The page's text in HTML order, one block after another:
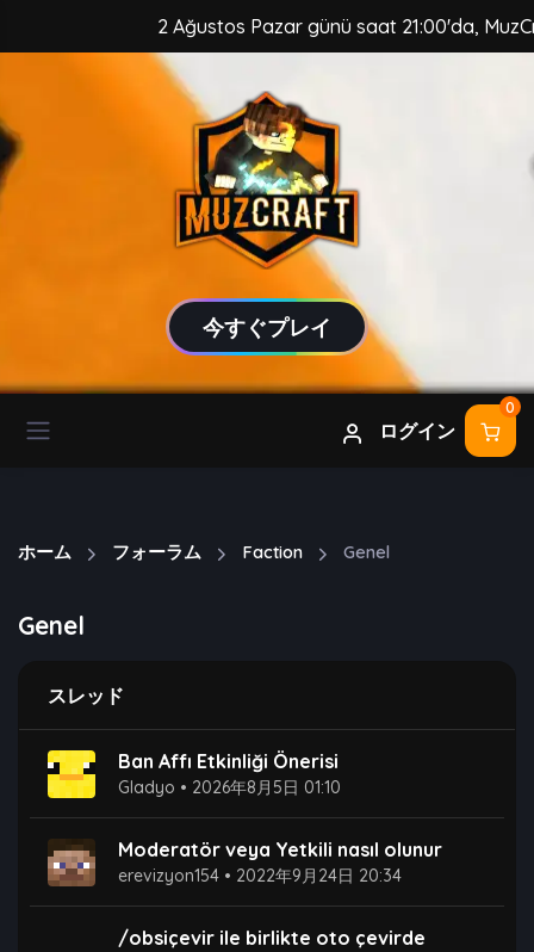
2 Ağustos Pazar günü saat 21:00'da,
今すぐプレイ
ログイン
0
ホーム フォーラム Faction Genel
Genel
スレッド
Ban Affı Etkinliği Önerisi
Gladyo • 2026年8月5日 01:10
Moderatör veya Yetkili nasıl olunur
erevizyon154 • 2022年9月24日 20:34
/obsiçevir ile birlikte oto çevirde